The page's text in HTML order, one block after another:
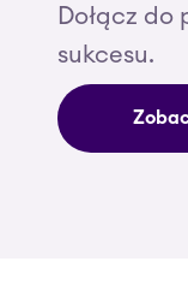
Dołącz
sukcesu.